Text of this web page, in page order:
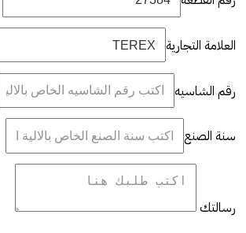
العلامة التجارية
رقم الشاسيه
سنة الصنع
رسالتك